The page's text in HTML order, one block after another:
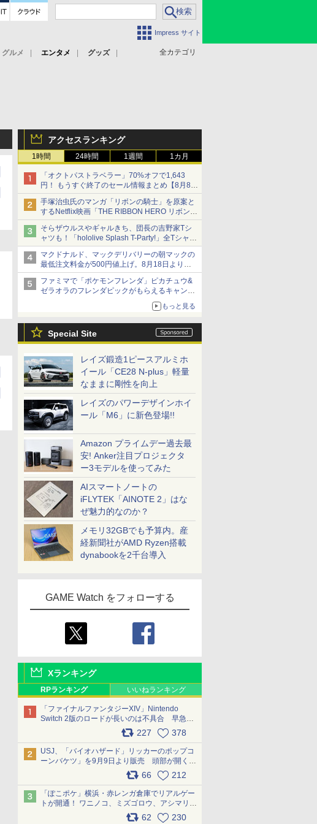
Impress サイト
全カテゴリ
グルメ エンタメ
グッズ
アクセスランキング
1時間 24時間 1週間 1カ月
「オクトパストラベラー」70%オフで1,643
円！ もうすぐ終了のセール情報まとめ【8月8日
更新】
ニンテンドーeショップでは「大神 絶景版」が
67%オフで990円
手塚治虫氏のマンガ「リボンの騎士」を原案と
するNetflix映画「THE RIBBON HERO リボンヒ
ーロー」本日配信開始
そらザウルスやギャルきち、団長の吉野家Tシ
ャツも！「hololive Splash T-Party!」全Tシャツ
ラインナップ公開＆オンライン販売開始
マクドナルド、マックデリバリーの朝マックの
最低注文料金が500円値上げ。8月18日より
1,500円から受付
ファミマで「ポケモンフレンダ」ピカチュウ&
ゼラオラのフレンダピックがもらえるキャンペ
もっと見る
Special Site
レイズ鍛造1ピースアルミホ
イール「CE28 N-plus」軽量
なままに剛性を向上
レイズのパワーデザインホイ
ール「M6」に新色登場!!
Amazon プライムデー過去最
安! Anker注目プロジェクタ
ー3モデルを使ってみた
AIスマートノートの
iFLYTEK「AINOTE 2」はな
ぜ魅力的なのか？
メモリ32GBでも予算内。産
経新聞社がAMD Ryzen搭載
dynabookを2千台導入
GAME Watch をフォローする
Xランキング
RPランキング いいねランキング
「ファイナルファンタジーXIV」Nintendo
Switch 2版のロードが長いのは不具合 早急に
アップデートできるよう対応中227 378
USJ、「バイオハザード」リッカーのポップコ
ーンバケツ」を9月9日より販売 頭部が開く仕
組み。味は恐怖を堪のう「味噌フレーバー」
66 212
「ぽこポケ」横浜・赤レンガ倉庫でリアルゲー
トが開通！ ワニノコ、ミズゴロウ、アシマリ登
場シーンをレポート pic.x.com/LDgEByVl6D
62 230